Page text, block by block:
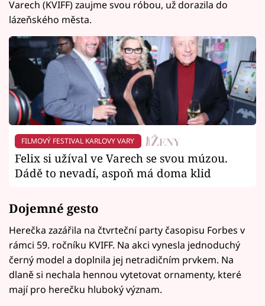
Varech (KVIFF) zaujme svou róbou, už dorazila do
lázeňského města.
FILMOVÝ FESTIVAL KARLOVY VARY
Felix si užíval ve Varech se svou múzou.
Dádě to nevadí, aspoň má doma klid
Dojemné gesto
Herečka zazářila na čtvrteční party časopisu Forbes v
rámci 59. ročníku KVIFF. Na akci vynesla jednoduchý
černý model a doplnila jej netradičním prvkem. Na
dlaně si nechala hennou vytetovat ornamenty, které
mají pro herečku hluboký význam.